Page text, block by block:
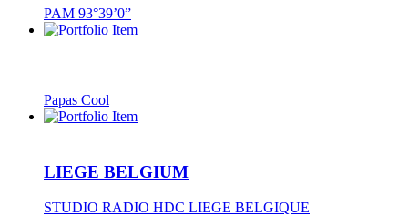
PAM 93°39’0”
Papas Cool
LIEGE BELGIUM
STUDIO RADIO HDC LIEGE BELGIQUE